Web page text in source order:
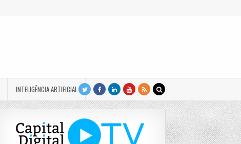
INTELIGÊNCIA ARTIFICIAL